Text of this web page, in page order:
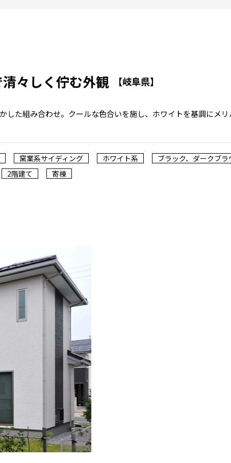
々しく佇む外観 【岐阜県】
した組み合わせ。クールな色合いを施し、ホワイトを基調にメ
窯業系サイディング ホワイト系 ブラック、ダークブラ
2階建て
寄棟